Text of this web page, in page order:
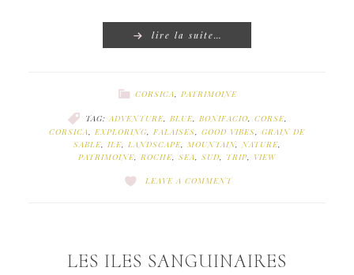
lire la suite…
CORSICA, PATRIMOINE
TAG:ADVENTURE, BLUE, BONIFACIO, CORSE,
CORSICA, EXPLORING, FALAISES, GOOD VIBES, GRAIN DE
SABLE, ILE, LANDSCAPE, MOUNTAIN,NATURE,
PATRIMOINE, ROCHE, SEA, SUD, TRIP, VIEW
LEAVE A COMMENT
LES ILES SANGUINAIRES